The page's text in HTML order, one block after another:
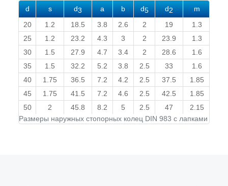
Размеры наружных стопорных колец DIN 983 с лапками для
d s d3 а b d5 d2 m
20
1.2 18.5 3.8 2.6 2 19 1.3
25
1.2 23.2 4.3 3 2 23.9 1.3
30
1.5 27.9 4.7 3.4 2 28.6 1.6
35
1.5 32.2 5.2 3.8 2.5 33 1.6
40
1.75 36.5 7.2 4.2 2.5 37.5 1.85
45
1.75 41.5 7.2 4.6 2.5 42.5 1.85
50
2 45.8 8.2 5 2.5 47 2.15